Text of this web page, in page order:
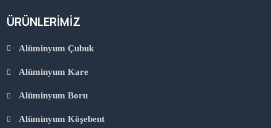
ÜRÜNLERIMIZ
Alüminyum Çubuk
Alüminyum Kare
Alüminyum Boru
Alüminyum Köşebent